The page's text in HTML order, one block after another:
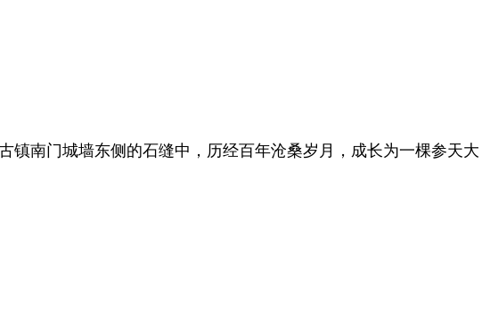
南门城墙东侧的石缝中，历经百年沧桑岁月，成长为一棵参天大